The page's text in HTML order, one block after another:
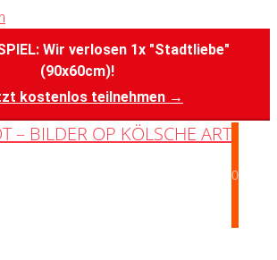
Wir verlosen 1x "Stadtliebe"
(90x60cm)!
kostenlos teilnehmen →
0